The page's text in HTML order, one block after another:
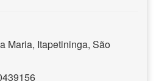
Maria, Itapetininga, São